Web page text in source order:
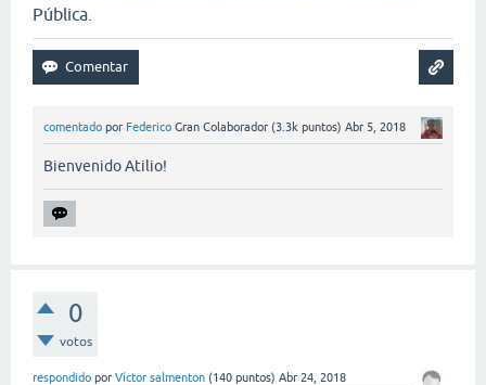
Pública.
comentado por Federico Gran Colaborador (3.3k puntos) Abr 5, 2018
Bienvenido Atilio!
0
votos
respondido por Víctor salmenton (140 puntos) Abr 24, 2018